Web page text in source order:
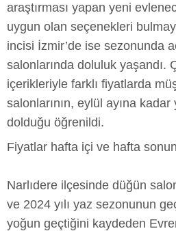
araştırması yapan yeni
uygun olan seçenekleri
incisi İzmir’de ise sezonunda
salonlarında doluluk yaşandı.
içerikleriyle farklı fiyatlarda
salonlarının, eylül ayına
dolduğu öğrenildi.
Fiyatlar hafta içi ve hafta
Narlıdere ilçesinde düğün
ve 2024 yılı yaz sezonunun
yoğun geçtiğini kaydeden